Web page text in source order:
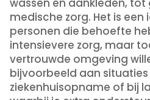
medische zorg. Het is
personen die behoefte
intensievere zorg, maar
vertrouwde omgeving
bijvoorbeeld aan situaties
ziekenhuisopname of bij